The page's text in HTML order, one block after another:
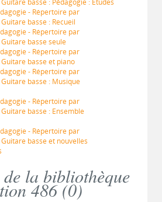
basse : Pédagogie : Études
- Répertoire par
basse : Recueil
- Répertoire par
basse seule
- Répertoire par
basse et piano
- Répertoire par
basse : Musique
- Répertoire par
basse : Ensemble
- Répertoire par
basse et nouvelles
de la bibliothèque
486 (0)